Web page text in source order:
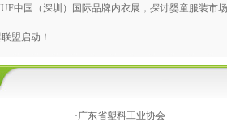
中国（深圳）国际品牌内衣展，探讨婴童服装市
盟启动！
的客户？
·广东省塑料工业协会